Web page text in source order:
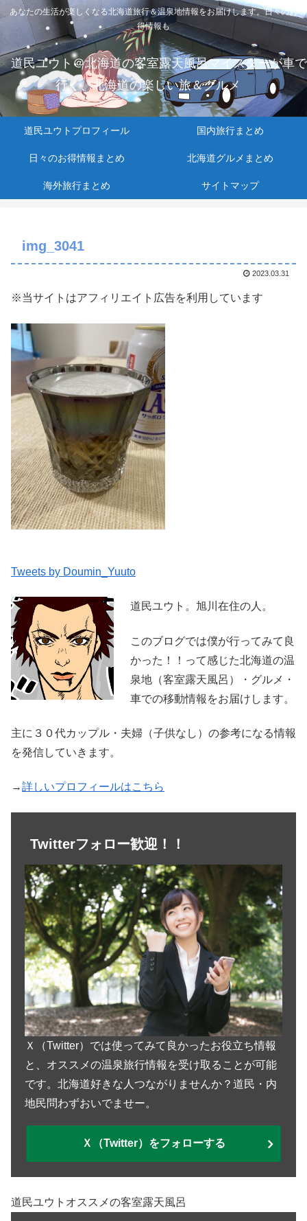
あなたの生活が楽しくなる北海道旅行＆温泉地情報をお届けします。日々のお
得情報も
道民ユウト＠北海道の客室露天風呂マイスターが車で
行く、北海道の楽しい旅＆グルメ
道民ユウトプロフィール 国内旅行まとめ
日々のお得情報まとめ 北海道グルメまとめ
海外旅行まとめ サイトマップ
img_3041
2023.03.31
※当サイトはアフィリエイト広告を利用しています
Tweets by Doumin_Yuuto
道民ユウト。旭川在住の人。
このブログでは僕が行ってみて良
かった！！って感じた北海道の温
泉地（客室露天風呂）・グルメ・
車での移動情報をお届けします。
主に３０代カップル・夫婦（子供なし）の参考になる情報
を発信していきます。
→詳しいプロフィールはこちら
Twitterフォロー歓迎！！
Ｘ（Twitter）では使ってみて良かったお役立ち情報
と、オススメの温泉旅行情報を受け取ることが可能
です。北海道好きな人つながりませんか？道民・内
地民問わずおいでませー。
Ｘ（Twitter）をフォローする
道民ユウトオススメの客室露天風呂